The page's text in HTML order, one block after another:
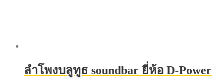
ลําโพงบลูทูธ soundbar ยี่ห้อ D-Power